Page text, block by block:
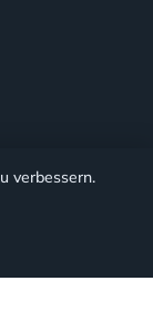
verbessern.